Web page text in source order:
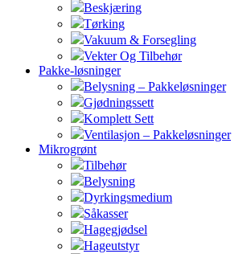
Beskjæring
Tørking
Vakuum & Forsegling
Vekter Og Tilbehør
Pakke-løsninger
Belysning – Pakkeløsninger
Gjødningssett
Komplett Sett
Ventilasjon – Pakkeløsninger
Mikrogrønt
Tilbehør
Belysning
Dyrkingsmedium
Såkasser
Hagegjødsel
Hageutstyr